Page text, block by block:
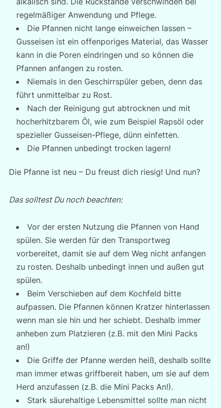
regelmäßiger Anwendung und Pflege.
Die Pfannen nicht lange einweichen lassen –
Gusseisen ist ein offenporiges Material, das Wasser
kann in die Poren eindringen und so können die
Pfannen anfangen zu rosten.
Niemals in den Geschirrspüler geben, denn das
führt unmittelbar zu Rost.
Nach der Reinigung gut abtrocknen und mit
hocherhitzbarem Öl, wie zum Beispiel Rapsöl oder
spezieller Gusseisen-Pflege, dünn einfetten.
Die Pfannen unbedingt trocken lagern!
Die Pfanne ist neu – Du freust dich riesig! Und nun?
Das solltest Du noch beachten:
Vor der ersten Nutzung die Pfannen von Hand
spülen. Sie werden für den Transportweg
vorbereitet, damit sie auf dem Weg nicht anfangen
zu rosten. Deshalb unbedingt innen und außen gut
spülen.
Beim Verschieben auf dem Kochfeld bitte
aufpassen. Die Pfannen können Kratzer hinterlassen
wenn man sie hin und her schiebt. Deshalb immer
anheben zum Platzieren (z.B. mit den Mini Packs
an!)
Die Griffe der Pfanne werden heiß, deshalb sollte
man immer etwas griffbereit haben, um sie auf dem
Herd anzufassen (z.B. die Mini Packs An!).
Stark säurehaltige Lebensmittel sollte man nicht